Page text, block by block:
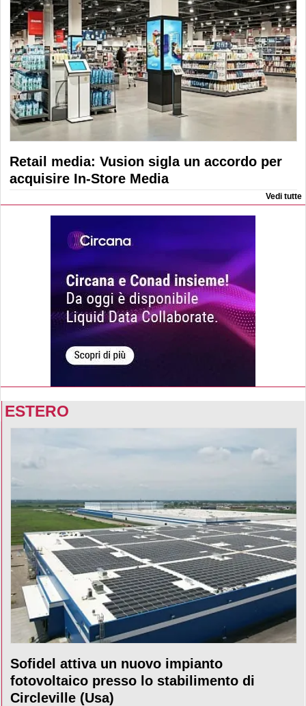
Retail media: Vusion sigla un accordo per
acquisire In-Store Media
Vedi tutte
ESTERO
Sofidel attiva un nuovo impianto
fotovoltaico presso lo stabilimento di
Circleville (Usa)